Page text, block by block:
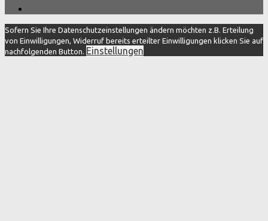
Sofern Sie Ihre Datenschutzeinstellungen ändern möchten z.B. Erteilung
von Einwilligungen, Widerruf bereits erteilter Einwilligungen klicken Sie auf
nachfolgenden Button. Einstellungen